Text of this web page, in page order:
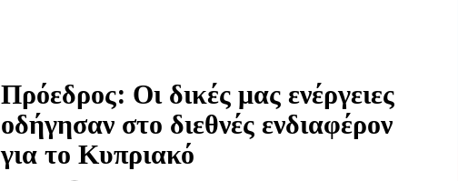
Πρόεδρος: Οι δικές μας ενέργειες
οδήγησαν στο διεθνές ενδιαφέρον
για το Κυπριακό